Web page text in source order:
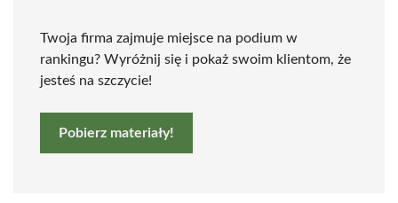
Twoja firma zajmuje miejsce na podium w
rankingu? Wyróżnij się i pokaż swoim klientom, że
jesteś na szczycie!
Pobierz materiały!